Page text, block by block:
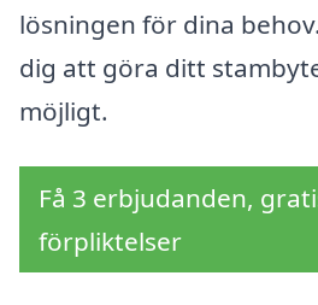
lösningen för dina
dig att göra ditt
möjligt.
Få 3 erbjudanden,
förpliktelser